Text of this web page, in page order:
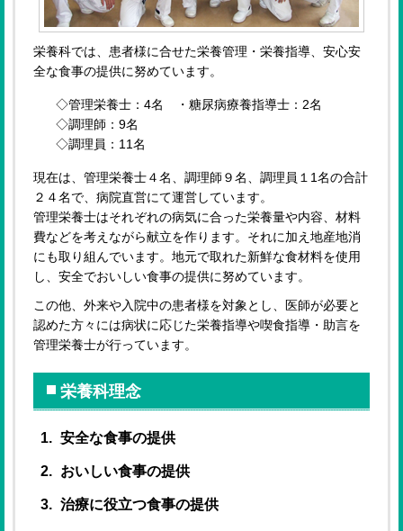
栄養科では、患者様に合せた栄養管理・栄養指導、安心安
全な食事の提供に努めています。
◇管理栄養士：4名 ・糖尿病療養指導士：2名
◇調理師：9名
◇調理員：11名
現在は、管理栄養士４名、調理師９名、調理員１1名の合計
２４名で、病院直営にて運営しています。
管理栄養士はそれぞれの病気に合った栄養量や内容、材料
費などを考えながら献立を作ります。それに加え地産地消
にも取り組んでいます。地元で取れた新鮮な食材料を使用
し、安全でおいしい食事の提供に努めています。
この他、外来や入院中の患者様を対象とし、医師が必要と
認めた方々には病状に応じた栄養指導や喫食指導・助言を
管理栄養士が行っています。
栄養科理念
安全な食事の提供
おいしい食事の提供
治療に役立つ食事の提供